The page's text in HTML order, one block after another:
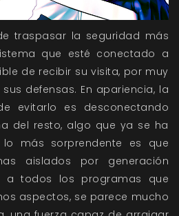
traspasar la seguridad más
que esté conectado a
de recibir su visita, por muy
defensas. En apariencia, la
evitarlo es desconectando
del resto, algo que ya se ha
más sorprendente es que
aislados por generación
a todos los programas que
aspectos, se parece mucho